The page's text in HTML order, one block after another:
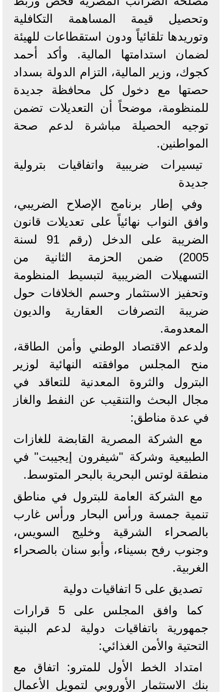
وتحصيل قيمة المساهمة التكافلية
وتوريدها تلقائياً ودون استقطاعات للهيئة
لضمان استدامتها المالية. وأكد أحمد
كجوك، وزير المالية، التزام الدولة بسداد
حصتها مع دخول كل محافظة جديدة
للمنظومة، موضحاً أن التعديلات تضمن
توجيه الحصيلة مباشرة لدعم صحة
المواطنين.
​تيسيرات ضريبية واتفاقيات بترولية
جديدة
​وفي إطار برنامج الإصلاح الضريبي،
وافق النواب نهائياً على تعديلات قانون
الضريبة على الدخل (رقم 91 لسنة
2005) ضمن الحزمة الثانية من
التسهيلات الضريبية لتبسيط المنظومة
وتحفيز الاستثمار وحسم الخلافات حول
ضريبة التصرفات العقارية والديون
المعدومة.
​ولدعم الاقتصاد الوطني وأمن الطاقة،
منح المجلس موافقته النهائية لوزير
البترول والثروة المعدنية للتعاقد في
مجال البحث والتنقيب عن النفط والغاز
في عدة مناطق:
​مع الشركة المصرية القابضة للغازات
الطبيعية وشركة "شيفرون إيجيبت" في
منطقة لوتس البحرية بالبحر المتوسط.
​مع الشركة العامة للبترول في مناطق
تنمية جمسة ورأس البحار ورأس غارب
بالصحراء الشرقية وخليج السويس،
وجنوب رفح بسيناء، وأبو سنان بالصحراء
الغربية.
​تصديق على 5 اتفاقيات دولية
​كما وافق المجلس على 5 قرارات
جمهورية باتفاقيات دولية لدعم البنية
التحتية والأمن الغذائي:
​امتداد الخط الأول للمترو: اتفاق مع
بنك الاستثمار الأوروبي لتمويل الأعمال